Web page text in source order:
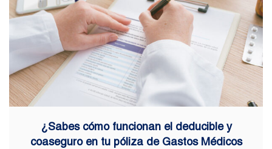
¿Sabes cómo funcionan el deducible y
coaseguro en tu póliza de Gastos Médicos